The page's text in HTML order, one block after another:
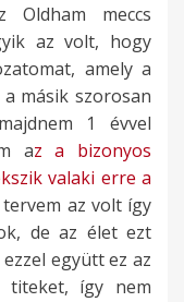
Oldham meccs
az volt, hogy
amely a
másik szorosan
1 évvel
az a bizonyos
valaki erre a
tervem az volt így
de az élet ezt
együtt ez az
titeket, így nem